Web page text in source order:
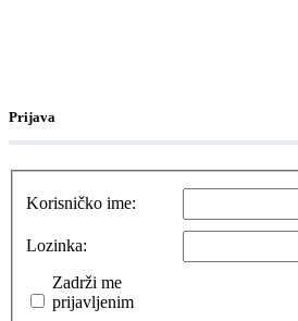
Prijava
Korisničko ime:
Lozinka:
Zadrži me
prijavljenim